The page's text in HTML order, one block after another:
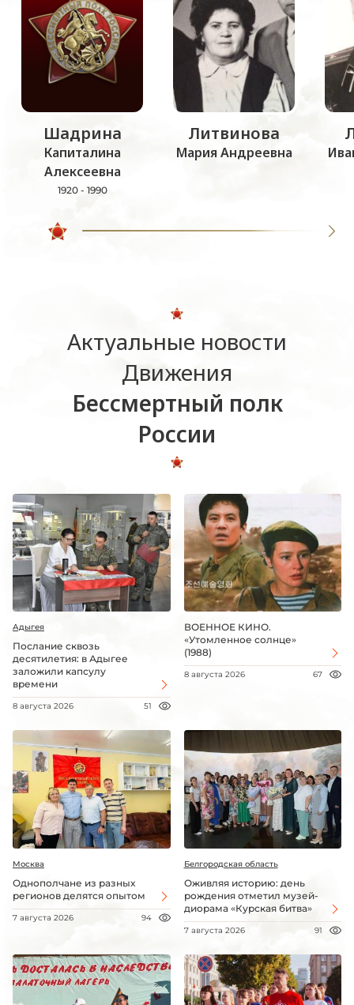
Шадрина
Капиталина
Алексеевна
1920 - 1990
Литвинова
Мария Андреевна
Актуальные новости
Движения
Бессмертный полк
России
Адыгея
Послание сквозь
десятилетия: в Адыгее
заложили капсулу
времени
8 августа 2026 51
ВОЕННОЕ КИНО.
«Утомленное солнце»
(1988)
8 августа 2026 67
Москва
Однополчане из разных
регионов делятся опытом
7 августа 2026 94
Белгородская область
Оживляя историю: день
рождения отметил музей-
диорама «Курская битва»
7 августа 2026 91